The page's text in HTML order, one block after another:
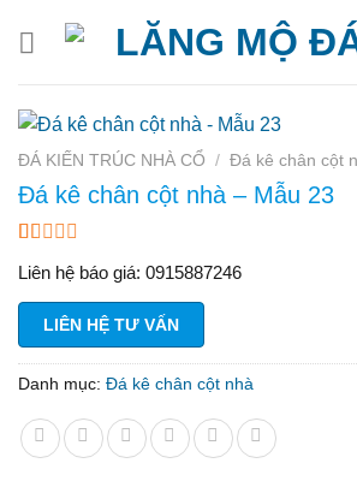
ĐÁ KIẾN TRÚC NHÀ CỔ / Đá kê chân cột
Đá kê chân cột nhà – Mẫu 23
trên
5
dựa
trên
giá
Liên hệ báo giá: 0915887246
LIÊN HỆ TƯ VẤN
Danh mục: Đá kê chân cột nhà